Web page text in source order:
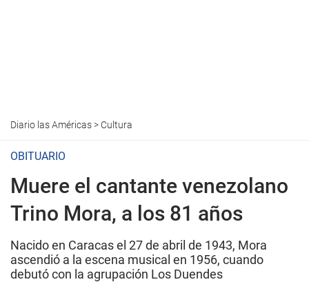
Diario las Américas> Cultura
OBITUARIO
Muere el cantante venezolano
Trino Mora, a los 81 años
Nacido en Caracas el 27 de abril de 1943, Mora
ascendió a la escena musical en 1956, cuando
debutó con la agrupación Los Duendes